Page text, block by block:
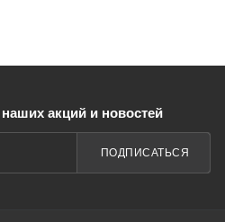
акций и новостей
ПОДПИСАТЬСЯ